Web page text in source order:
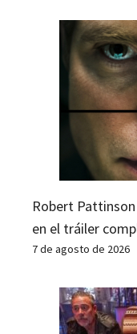
Robert
en el tráiler
7 de agosto de 2026